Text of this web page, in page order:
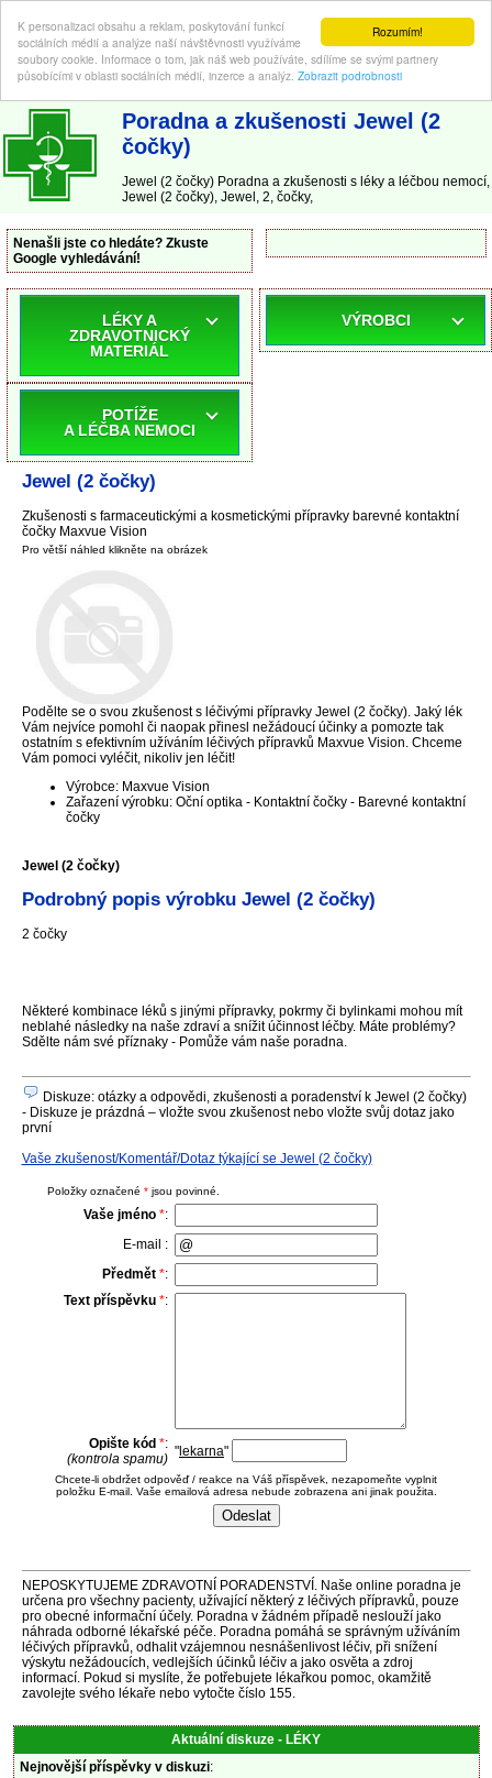
Rozumím!
K personalizaci obsahu a reklam, poskytování funkcí
sociálních médií a analýze naší návštěvnosti využíváme
soubory cookie. Informace o tom, jak náš web používáte, sdílíme se svými partnery
působícími v oblasti sociálních médií, inzerce a analýz. Zobrazit podrobnosti
ABC-LEKARNA.cz | Poradna a zkušenosti s léky a léčbou nemocí
Poradna a zkušenosti Jewel (2
čočky)
Jewel (2 čočky) Poradna a zkušenosti s léky a léčbou nemocí,
Jewel (2 čočky), Jewel, 2, čočky,
Nenašli jste co hledáte? Zkuste
Google vyhledávání!
LÉKY A
ZDRAVOTNICKÝ
MATERIÁL
POTÍŽE
A LÉČBA NEMOCI
VÝROBCI
Jewel (2 čočky)
Zkušenosti s farmaceutickými a kosmetickými přípravky barevné kontaktní
čočky Maxvue Vision
Pro větší náhled klikněte na obrázek
Podělte se o svou zkušenost s léčivými přípravky Jewel (2 čočky). Jaký lék
Vám nejvíce pomohl či naopak přinesl nežádoucí účinky a pomozte tak
ostatním s efektivním užíváním léčivých přípravků Maxvue Vision. Chceme
Vám pomoci vyléčit, nikoliv jen léčit!
Výrobce: Maxvue Vision
Zařazení výrobku: Oční optika - Kontaktní čočky - Barevné kontaktní
čočky
Jewel (2 čočky)
Podrobný popis výrobku Jewel (2 čočky)
2 čočky
Některé kombinace léků s jinými přípravky, pokrmy či bylinkami mohou mít
neblahé následky na naše zdraví a snížit účinnost léčby. Máte problémy?
Sdělte nám své příznaky - Pomůže vám naše poradna.
Diskuze: otázky a odpovědi, zkušenosti a poradenství k Jewel (2 čočky)
- Diskuze je prázdná – vložte svou zkušenost nebo vložte svůj dotaz jako
první
Vaše zkušenost/Komentář/Dotaz týkající se Jewel (2 čočky)
Položky označené * jsou povinné.
Vaše jméno *:
E-mail :
Předmět *:
Text příspěvku *:
Opište kód *:
(kontrola spamu) " lekarna"
Chcete-li obdržet odpověď / reakce na Váš příspěvek, nezapomeňte vyplnit
položku E-mail. Vaše emailová adresa nebude zobrazena ani jinak použita.
NEPOSKYTUJEME ZDRAVOTNÍ PORADENSTVÍ. Naše online poradna je
určena pro všechny pacienty, užívající některý z léčivých přípravků, pouze
pro obecné informační účely. Poradna v žádném případě neslouží jako
náhrada odborné lékařské péče. Poradna pomáhá se správným užíváním
léčivých přípravků, odhalit vzájemnou nesnášenlivost léčiv, při snížení
výskytu nežádoucích, vedlejších účinků léčiv a jako osvěta a zdroj
informací. Pokud si myslíte, že potřebujete lékařkou pomoc, okamžitě
zavolejte svého lékaře nebo vytočte číslo 155.
Aktuální diskuze - LÉKY
Nejnovější příspěvky v diskuzi: